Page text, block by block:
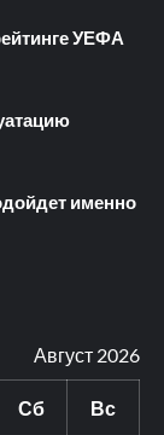
УЕФА
именно
Август 2026
Сб Вс